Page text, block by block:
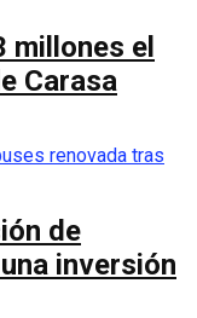
millones el
Carasa
de
inversión